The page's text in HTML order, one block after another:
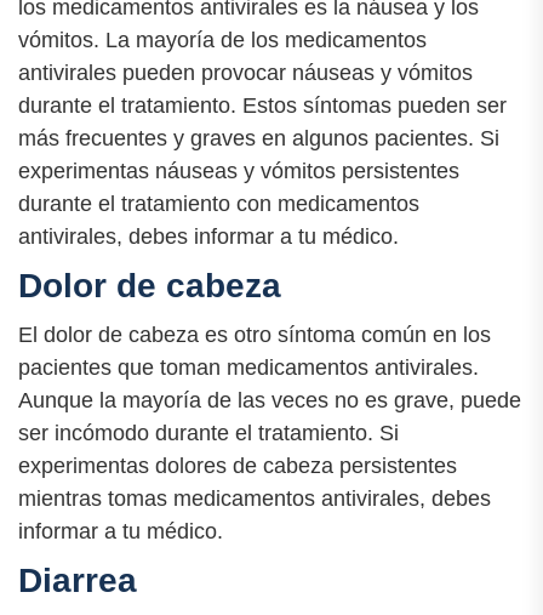
los medicamentos antivirales es la náusea y los
vómitos. La mayoría de los medicamentos
antivirales pueden provocar náuseas y vómitos
durante el tratamiento. Estos síntomas pueden ser
más frecuentes y graves en algunos pacientes. Si
experimentas náuseas y vómitos persistentes
durante el tratamiento con medicamentos
antivirales, debes informar a tu médico.
Dolor de cabeza
El dolor de cabeza es otro síntoma común en los
pacientes que toman medicamentos antivirales.
Aunque la mayoría de las veces no es grave, puede
ser incómodo durante el tratamiento. Si
experimentas dolores de cabeza persistentes
mientras tomas medicamentos antivirales, debes
informar a tu médico.
Diarrea